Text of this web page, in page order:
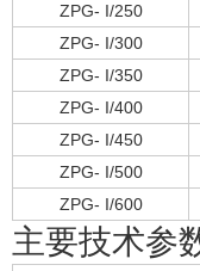
ZPG- I/250
ZPG- I/300
ZPG- I/350
ZPG- I/400
ZPG- I/450
ZPG- I/500
ZPG- I/600
主要技术参